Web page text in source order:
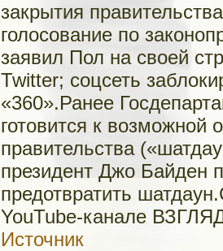
закрытия
голосование по
заявил Пол на своей
Twitter; соцсеть
«360».Ранее
готовится к возможной
правительства
президент Джо Байден
предотвратить
YouTube-канале
Источник